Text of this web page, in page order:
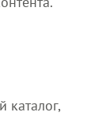
каталог,